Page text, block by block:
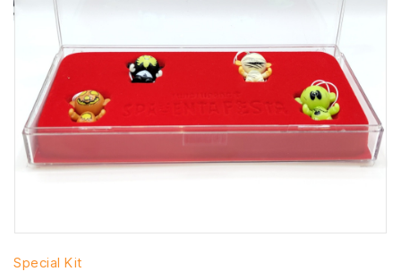
Special Kit